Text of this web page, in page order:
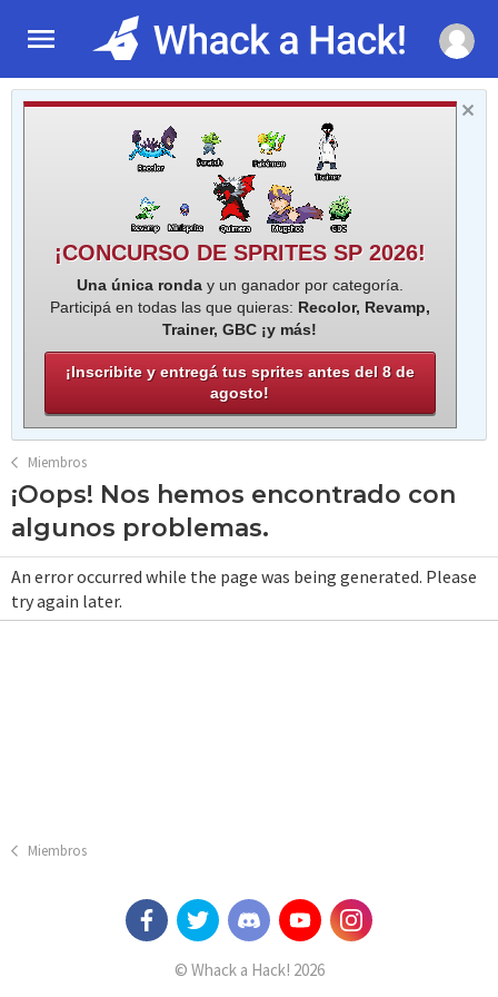
¡CONCURSO DE SPRITES SP 2026!
Una única ronday un ganador por categoría.
Participá en todas las que quieras: Recolor, Revamp,
Trainer, GBC ¡y más!
¡Inscribite y entregá tus sprites antes del 8 de
agosto!
Miembros
¡Oops! Nos hemos encontrado con
algunos problemas.
An error occurred while the page was being generated. Please
try again later.
Miembros
© Whack a Hack! 2026